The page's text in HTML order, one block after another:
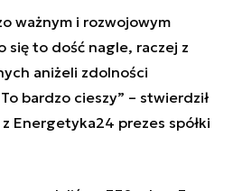
ważnym i rozwojowym
się to dość nagle, raczej z
aniżeli zdolności
bardzo cieszy” – stwierdził
Energetyka24 prezes spółki